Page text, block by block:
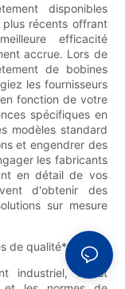
disponibles
plus récents offrant
efficacité
accrue. Lors de
de bobines
les fournisseurs
fonction de votre
spécifiques en
modèles standard
et engendrer des
les fabricants
en détail de vos
d'obtenir des
sur mesure
de qualité**
industriel, il est